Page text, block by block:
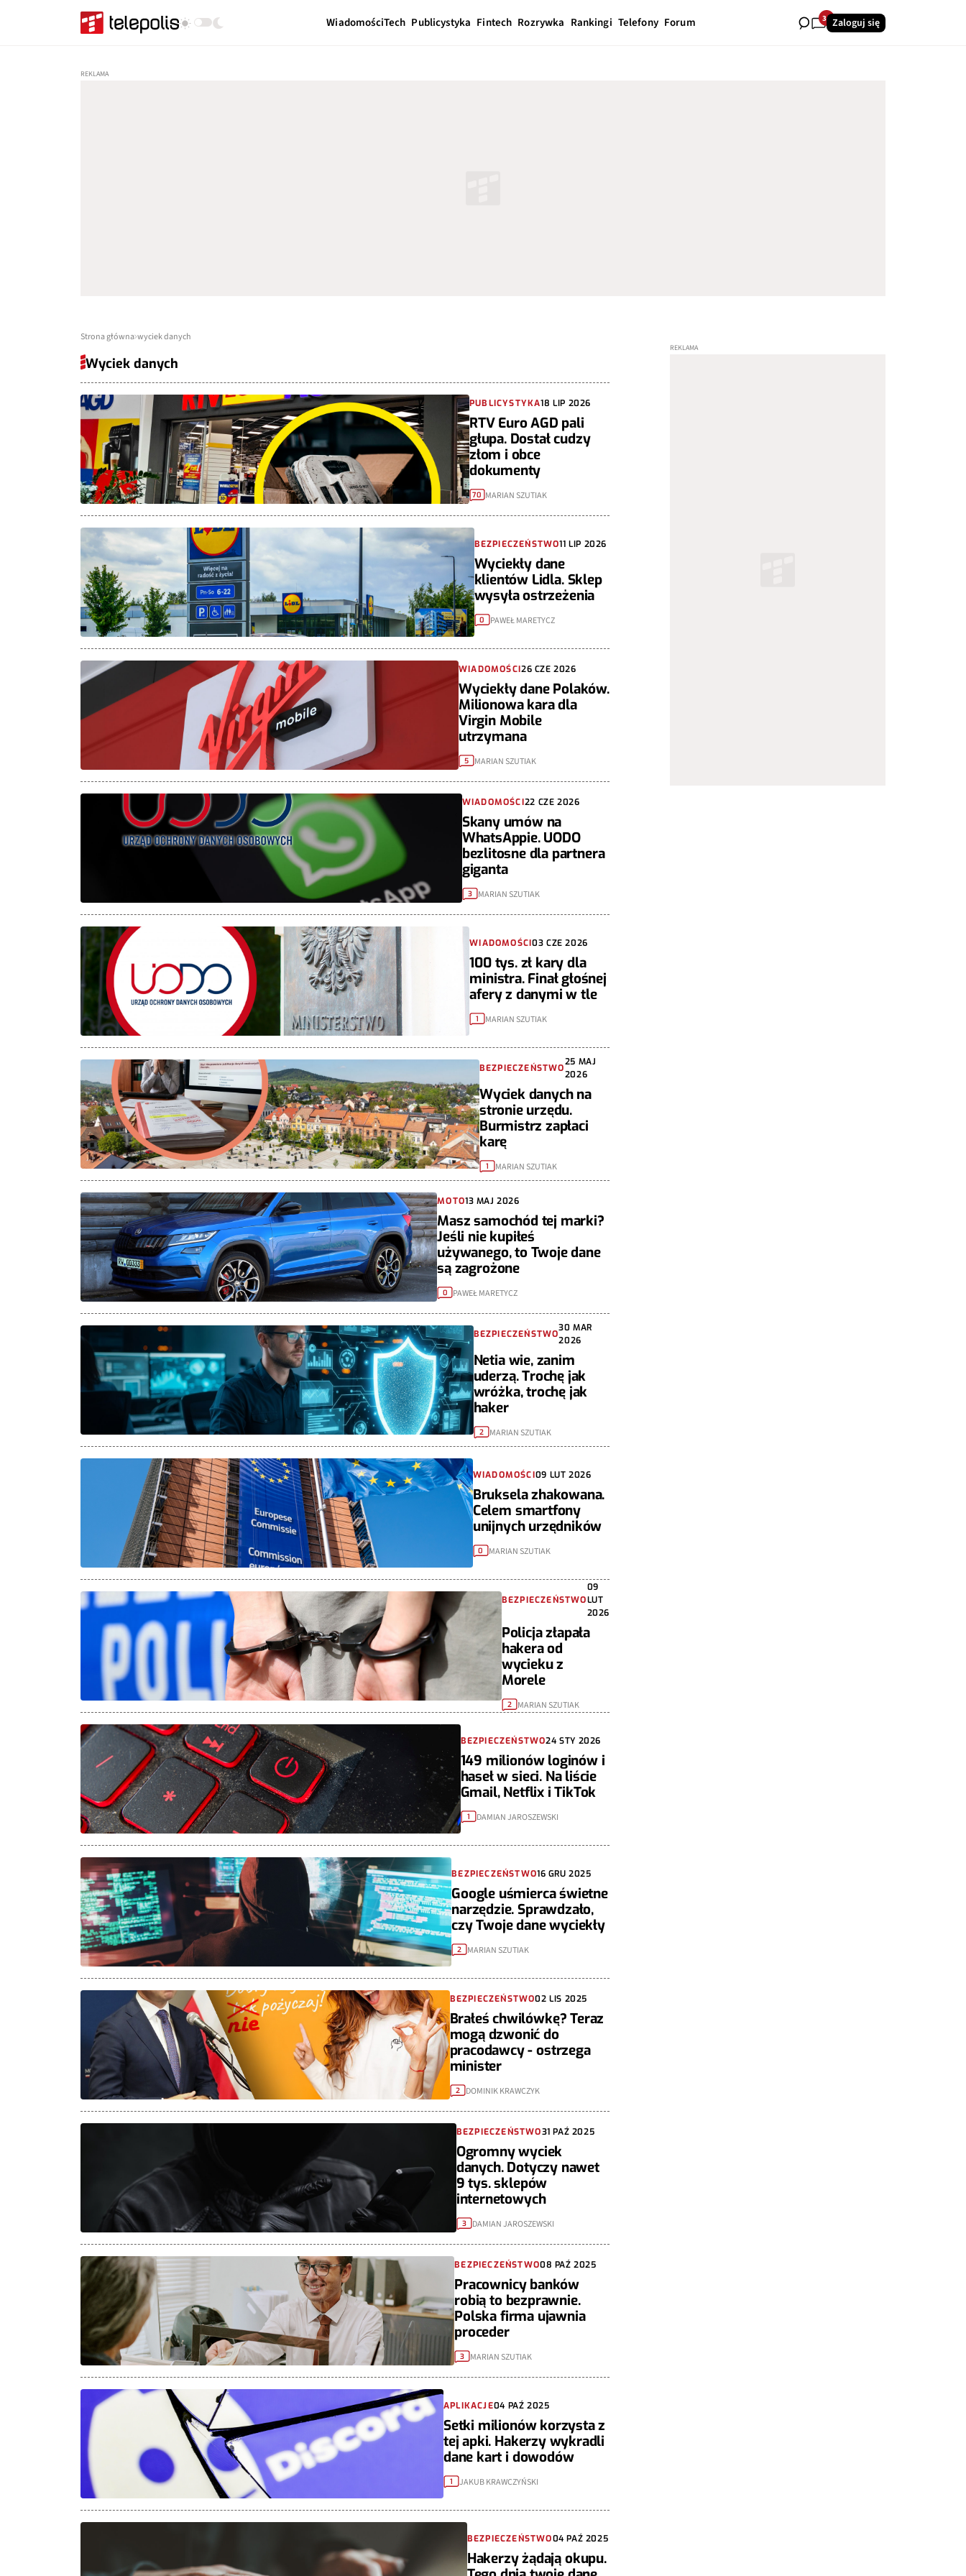
WiadomościTech Publicystyka Fintech Rozrywka Rankingi Telefony Forum 34Zaloguj się
Strona główna wyciek danych
Wyciek danych
PUBLICYSTYKA18 LIP 2026
RTV Euro AGD pali
głupa. Dostał cudzy
złom i obce
dokumenty
70 MARIAN SZUTIAK
BEZPIECZEŃSTWO11 LIP 2026
Wyciekły dane
klientów Lidla. Sklep
wysyła ostrzeżenia
0 PAWEŁ MARETYCZ
WIADOMOŚCI26 CZE 2026
Wyciekły dane Polaków.
Milionowa kara dla
Virgin Mobile
utrzymana
5 MARIAN SZUTIAK
WIADOMOŚCI22 CZE 2026
Skany umów na
WhatsAppie. UODO
bezlitosne dla partnera
giganta
3 MARIAN SZUTIAK
WIADOMOŚCI03 CZE 2026
100 tys. zł kary dla
ministra. Finał głośnej
afery z danymi w tle
1 MARIAN SZUTIAK
BEZPIECZEŃSTWO
25 MAJ
2026
Wyciek danych na
stronie urzędu.
Burmistrz zapłaci
karę
1 MARIAN SZUTIAK
MOTO13 MAJ 2026
Masz samochód tej marki?
Jeśli nie kupiłeś
używanego, to Twoje dane
są zagrożone
0 PAWEŁ MARETYCZ
BEZPIECZEŃSTWO
30 MAR
2026
Netia wie, zanim
uderzą. Trochę jak
wróżka, trochę jak
haker
2 MARIAN SZUTIAK
WIADOMOŚCI09 LUT 2026
Bruksela zhakowana.
Celem smartfony
unijnych urzędników
0 MARIAN SZUTIAK
BEZPIECZEŃSTWO
09
LUT
2026
Policja złapała
hakera od
wycieku z
Morele
2 MARIAN SZUTIAK
BEZPIECZEŃSTWO24 STY 2026
149 milionów loginów i
haseł w sieci. Na liście
Gmail, Netflix i TikTok
1 DAMIAN JAROSZEWSKI
BEZPIECZEŃSTWO16 GRU 2025
Google uśmierca świetne
narzędzie. Sprawdzało,
czy Twoje dane wyciekły
2 MARIAN SZUTIAK
BEZPIECZEŃSTWO02 LIS 2025
Brałeś chwilówkę? Teraz
mogą dzwonić do
pracodawcy - ostrzega
minister
2 DOMINIK KRAWCZYK
BEZPIECZEŃSTWO31 PAŹ 2025
Ogromny wyciek
danych. Dotyczy nawet
9 tys. sklepów
internetowych
3 DAMIAN JAROSZEWSKI
BEZPIECZEŃSTWO08 PAŹ 2025
Pracownicy banków
robią to bezprawnie.
Polska firma ujawnia
proceder
3 MARIAN SZUTIAK
APLIKACJE04 PAŹ 2025
Setki milionów korzysta z
tej apki. Hakerzy wykradli
dane kart i dowodów
1 JAKUB KRAWCZYŃSKI
BEZPIECZEŃSTWO04 PAŹ 2025
Hakerzy żądają okupu.